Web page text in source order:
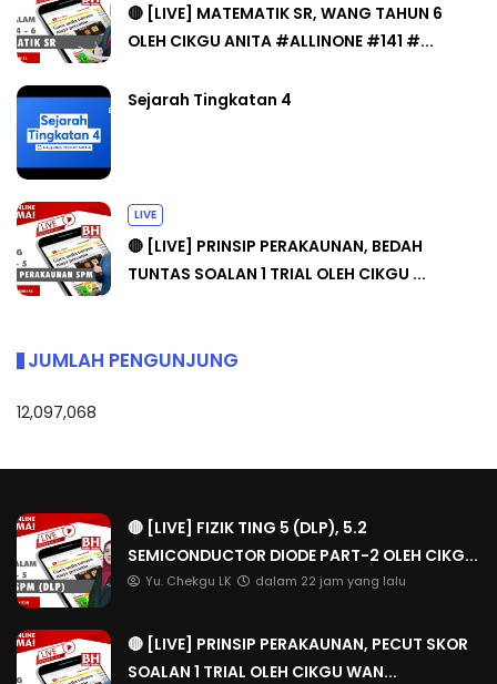
🔴 [LIVE] MATEMATIK SR, WANG TAHUN 6
OLEH CIKGU ANITA #ALLINONE #141 #...
Sejarah Tingkatan 4
LIVE
🔴 [LIVE] PRINSIP PERAKAUNAN, BEDAH
TUNTAS SOALAN 1 TRIAL OLEH CIKGU ...
JUMLAH PENGUNJUNG
12,097,068
🔴 [LIVE] FIZIK TING 5 (DLP), 5.2
SEMICONDUCTOR DIODE PART-2 OLEH CIKG...
Yu. Chekgu LK dalam 22 jam yang lalu
🔴 [LIVE] PRINSIP PERAKAUNAN, PECUT SKOR
SOALAN 1 TRIAL OLEH CIKGU WAN...